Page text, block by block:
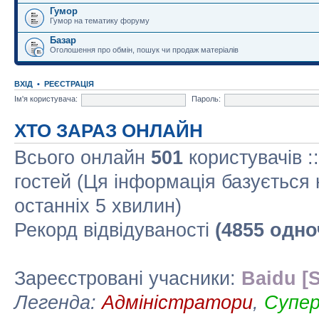
Гумор
Гумор на тематику форуму
Базар
Оголошення про обмін, пошук чи продаж матеріалів
ВХІД • РЕЄСТРАЦІЯ
Ім'я користувача:
Пароль:
ХТО ЗАРАЗ ОНЛАЙН
Всього онлайн 501 користувачів
гостей (Ця інформація базується
останніх 5 хвилин)
Рекорд відвідуваності (4855
Зареєстровані учасники: Baidu
Легенда:Адміністратори,